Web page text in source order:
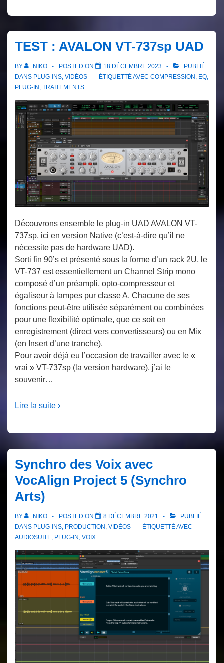
TEST : AVALON VT-737sp UAD
BY NIKO POSTED ON 18 DÉCEMBRE 2023
PUBLIÉ
DANS PLUG-INS VIDÉOS ÉTIQUETTÉ AVEC COMPRESSION EQ
PLUG-IN TRAITEMENTS
Découvrons ensemble le plug-in UAD AVALON VT-
737sp, ici en version Native (c’est-à-dire qu’il ne
nécessite pas de hardware UAD).
Sorti fin 90’s et présenté sous la forme d’un rack 2U, le
VT-737 est essentiellement un Channel Strip mono
composé d’un préampli, opto-compresseur et
égaliseur à lampes pur classe A. Chacune de ses
fonctions peut-être utilisée séparément ou combinées
pour une flexibilité optimale, que ce soit en
enregistrement (direct vers convertisseurs) ou en Mix
(en Insert d’une tranche).
Pour avoir déjà eu l’occasion de travailler avec le «
vrai » VT-737sp (la version hardware), j’ai le
souvenir…
Lire la suite ›
Synchro des Voix avec
VocAlign Project 5 (Synchro
Arts)
BY NIKO POSTED ON 8 DÉCEMBRE 2021
PUBLIÉ
DANS PLUG-INS, PRODUCTION , VIDÉOS
ÉTIQUETTÉ AVEC
AUDIOSUITE, PLUG-IN , VOIX